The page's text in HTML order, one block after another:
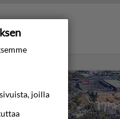
joilla